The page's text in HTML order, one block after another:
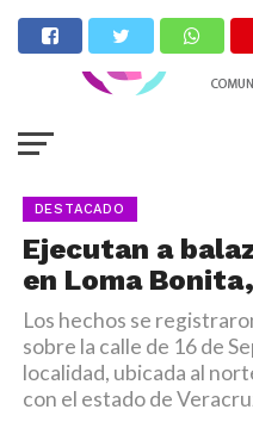
DESTACADO
Ejecutan a
en Loma
Los hechos se
sobre la calle de 16 de
localidad, ubicada al
con el estado de